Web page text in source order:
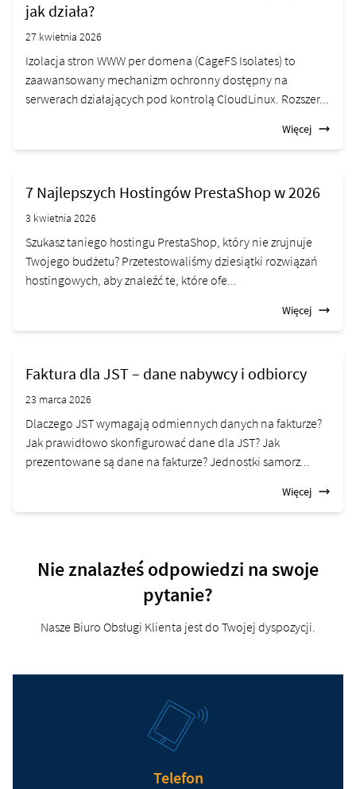
jak działa?
27 kwietnia 2026
Izolacja stron WWW per domena (CageFS Isolates) to
zaawansowany mechanizm ochronny dostępny na
serwerach działających pod kontrolą CloudLinux. Rozszer...
Więcej
7 Najlepszych Hostingów PrestaShop w 2026
3 kwietnia 2026
Szukasz taniego hostingu PrestaShop, który nie zrujnuje
Twojego budżetu? Przetestowaliśmy dziesiątki rozwiązań
hostingowych, aby znaleźć te, które ofe...
Więcej
Faktura dla JST – dane nabywcy i odbiorcy
23 marca 2026
Dlaczego JST wymagają odmiennych danych na fakturze?
Jak prawidłowo skonfigurować dane dla JST? Jak
prezentowane są dane na fakturze? Jednostki samorz...
Więcej
Nie znalazłeś odpowiedzi na swoje
pytanie?
Nasze Biuro Obsługi Klienta jest do Twojej dyspozycji.
Telefon